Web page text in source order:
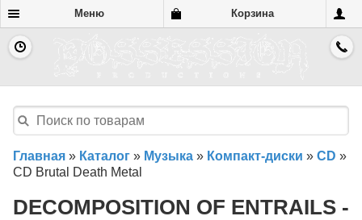
Меню Корзина
Главная » Каталог » Музыка » Компакт-диски » CD »
CD Brutal Death Metal
DECOMPOSITION OF ENTRAILS -